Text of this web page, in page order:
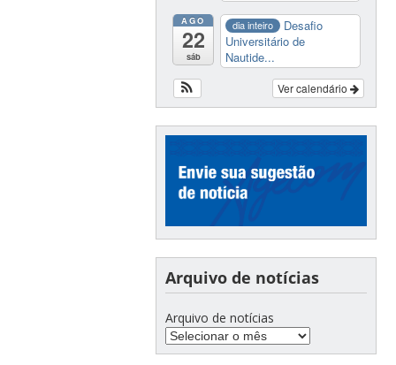
AGO
22
sáb
dia inteiro
Desafio
Universitário de
Nautide...
Ver calendário
Arquivo de notícias
Arquivo de notícias